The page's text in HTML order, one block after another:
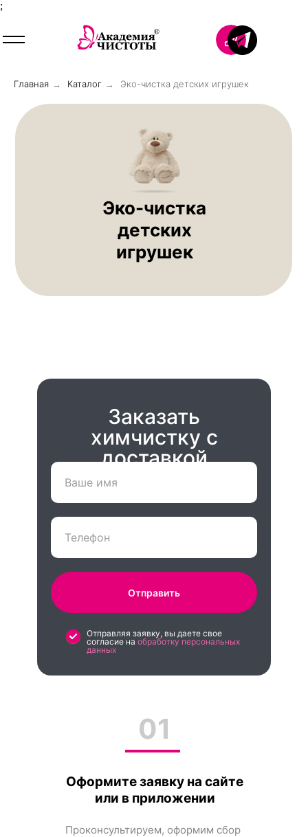
;
Главная → Каталог → Эко-чистка детских игрушек
Эко-чистка
детских
игрушек
Заказать
химчистку с
доставкой
Отправляя заявку, вы даете свое
согласие на обработку персональных
данных
Отправить
01
Оформите заявку на сайте
или в приложении
Проконсультируем, оформим сбор